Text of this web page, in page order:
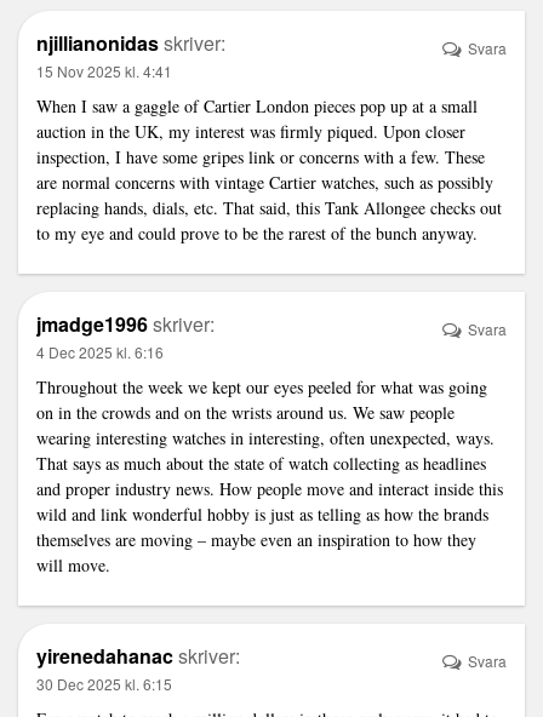
njillianonidasskriver:
15 Nov 2025 kl. 4:41
When I saw a gaggle of Cartier London pieces pop up at a small
auction in the UK, my interest was firmly piqued. Upon closer
inspection, I have some gripes link or concerns with a few. These
are normal concerns with vintage Cartier watches, such as possibly
replacing hands, dials, etc. That said, this Tank Allongee checks out
to my eye and could prove to be the rarest of the bunch anyway.
Svara
jmadge1996skriver:
4 Dec 2025 kl. 6:16
Throughout the week we kept our eyes peeled for what was going
on in the crowds and on the wrists around us. We saw people
wearing interesting watches in interesting, often unexpected, ways.
That says as much about the state of watch collecting as headlines
and proper industry news. How people move and interact inside this
wild and link wonderful hobby is just as telling as how the brands
themselves are moving – maybe even an inspiration to how they
will move.
Svara
yirenedahanacskriver:
30 Dec 2025 kl. 6:15
Svara